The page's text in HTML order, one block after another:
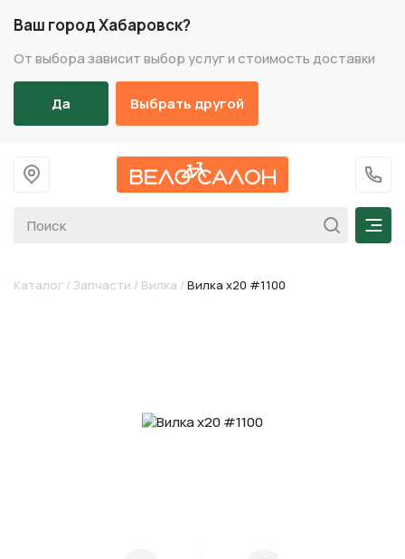
Ваш город Хабаровск?
От выбора зависит выбор услуг и стоимость доставки
Да Выбрать другой
На главную
+7
Каталог / Запчасти / Вилка / Вилка х20 #1100